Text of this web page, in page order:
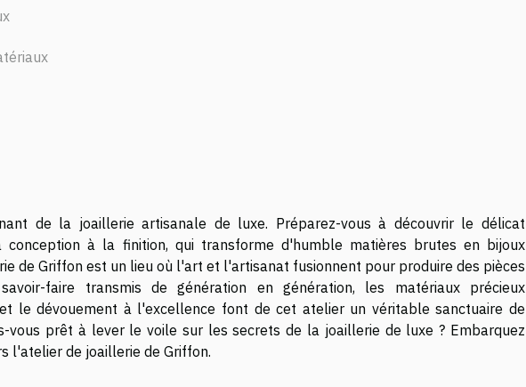
de la joaillerie artisanale de luxe. Préparez-vous à découvrir le délicat
conception à la finition, qui transforme d'humble matières brutes en bijoux
de Griffon est un lieu où l'art et l'artisanat fusionnent pour produire des pièces
faire transmis de génération en génération, les matériaux précieux
le dévouement à l'excellence font de cet atelier un véritable sanctuaire de
vous prêt à lever le voile sur les secrets de la joaillerie de luxe ? Embarquez
l'atelier de joaillerie de Griffon.